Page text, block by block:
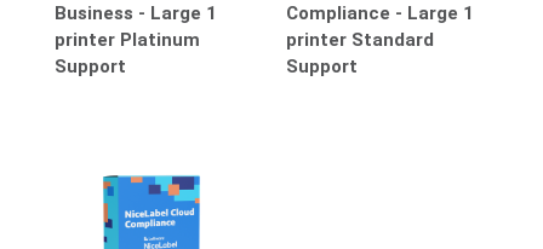
Business - Large 1
printer Platinum
Support
Compliance - Large 1
printer Standard
Support